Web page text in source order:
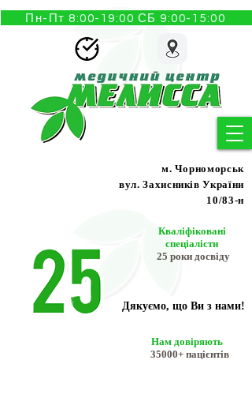
Пн-Пт 8:00-19:00 СБ 9:00-15:00
м. Чорноморськ
вул. Захисників України
10/83-н
Кваліфіковані
спеціалісти
25 роки досвіду
Нам довіряють
35000+ пацієнтів
Дякуємо, що Ви з нами!